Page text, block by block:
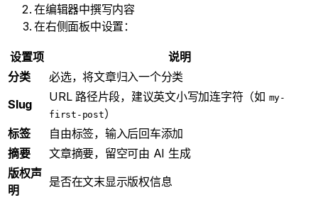
在编辑器中撰写内容
在右侧面板中设置：
设置项
说明
分类
必选，将文章归入一个分类
Slug
URL 路径片段，建议英文小写加连字符（如 my-
first-post）
标签
自由标签，输入后回车添加
摘要
文章摘要，留空可由 AI 生成
版权声
明
是否在文末显示版权信息